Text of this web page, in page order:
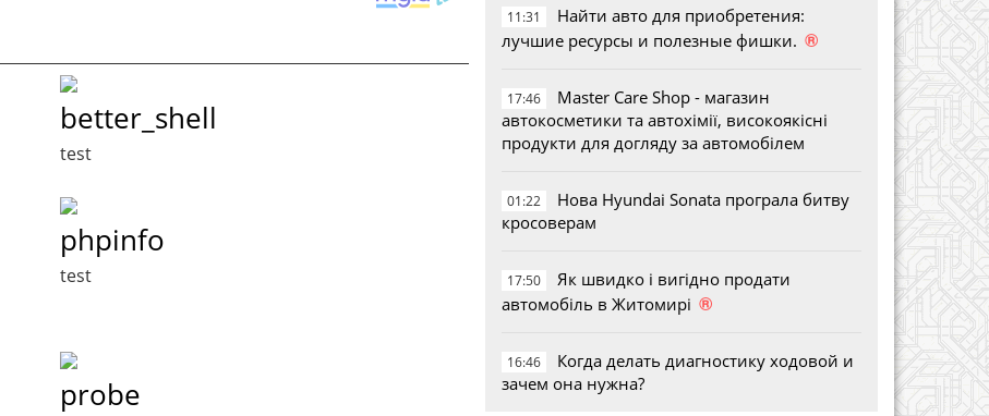
better_shell
test
phpinfo
test
probe
11:31
Найти авто для приобретения:
лучшие ресурсы и полезные фишки. ®
17:46
Master Care Shop - магазин
автокосметики та автохімії, високоякісні
продукти для догляду за автомобілем
01:22
Нова Hyundai Sonata програла битву
кросоверам
17:50
Як швидко і вигідно продати
автомобіль в Житомирі ®
16:46
Когда делать диагностику ходовой и
зачем она нужна?